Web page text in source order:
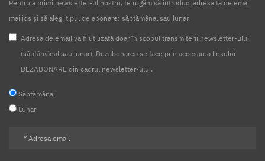
Pentru a primi newsletter-ul nostru, te rugăm să introduci adresa ta de email
mai jos și să alegi tipul de abonare: săptămânal sau lunar.
Adresa de email va fi utilizată doar în scopul transmiterii newsletter-ului
(săptămânal sau lunar). Dezabonarea se face prin accesarea linkului
DEZABONARE din cadrul newsletter-ului.
Săptămânal
Lunar